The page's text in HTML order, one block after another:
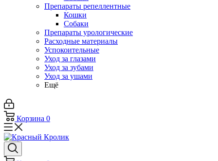
Препараты репеллентные
Кошки
Собаки
Препараты урологические
Расходные материалы
Успокоительные
Уход за глазами
Уход за зубами
Уход за ушами
Ещё
Корзина 0